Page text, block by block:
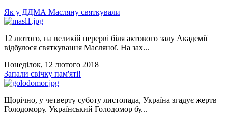
Як у ДДМА Масляну святкували
12 лютого, на великій перерві біля актового залу Академії
відбулося святкування Масляної. На зах...
Понеділок, 12 лютого 2018
Запали свічку пам'яті!
Щорічно, у четверту суботу листопада, Україна згадує жертв
Голодомору. Український Голодомор бу...